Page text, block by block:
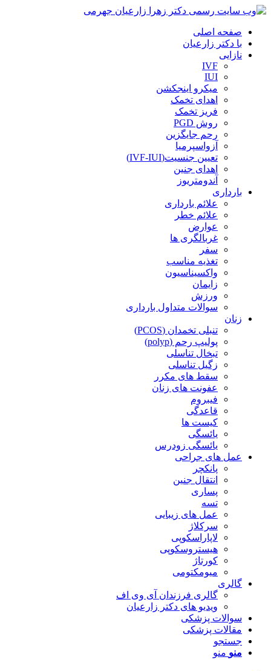
صفحه اصلی
با دکتر زارعیان
نازایی
IVF
IUI
میکرو اینجکشن
اهدای تخمک
فریز تخمک
روش PGD
رحم جایگزین
آزواسپرمیا
تعیین جنسیت(IVF-IUI)
اهدای جنین
آندومتریوز
بارداری
علائم بارداری
علائم خطر
عوارض
غربالگری ها
سفر
تغذیه مناسب
واکسیناسیون
زایمان
ورزش
سوالات متداول بارداری
زنان
تنبلی تخمدان (PCOS)
پولیپ رحم (polyp)
تبخال تناسلی
زگیل تناسلی
سقط های مکرر
عفونت های زنان
فیبروم
قاعدگی
کیست ها
یائسگی
یائسگی زودرس
عمل های جراحی
پانکچر
انتقال جنین
پساری
تسه
عمل های زیبایی
سرکلاژ
لاپاراسکوپی
هیستروسکوپی
کورتاژ
میومکتومی
گالری
گالری فرزندان آی وی اف
ویدیو های دکتر زارعیان
سوالات پزشکی
مقالات پزشکی
جستجو
منو منو